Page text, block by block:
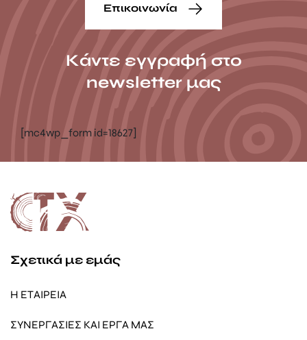
Επικοινωνία
Κάντε εγγραφή στο
newsletter μας
[mc4wp_form id=18627]
Σχετικά με εμάς
Η ΕΤΑΙΡΕΙΑ
ΣΥΝΕΡΓΑΣΙΕΣ ΚΑΙ ΕΡΓΑ ΜΑΣ